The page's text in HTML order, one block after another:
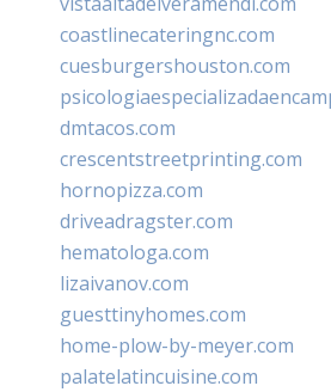
coastlinecateringnc.com
cuesburgershouston.com
dmtacos.com
crescentstreetprinting.com
hornopizza.com
driveadragster.com
hematologa.com
lizaivanov.com
guesttinyhomes.com
home-plow-by-meyer.com
palatelatincuisine.com